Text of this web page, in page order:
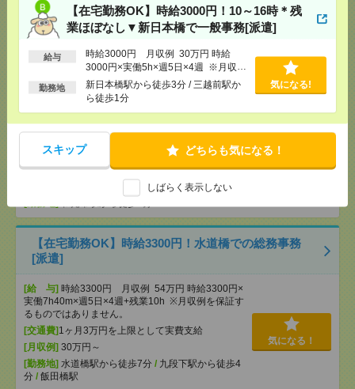
【在宅勤務OK】時給3000円！10～16時＊残
業ほぼなし▼新日本橋で一般事務[派遣]
給与
時給3000円 月収例 30万円 時給
3000円×実働5h×週5日×4週 ※月収例
を保証するものではありません。※給
与即受取りサービス利用可（利用条件
勤務地
新日本橋駅から徒歩3分 / 三越前駅か
ら徒歩1分
気になる!
スキップ どちらも気になる！
しばらく表示しない
りません。※給与即受取りサービス利用可（利用条
件有）
[交通費]1ヶ月3万円を上限として実費支給
[月収例]30万円～
新日本橋駅から徒歩3分/三越前駅から徒
歩1分
≪憧れ大手企業≫総務のオシゴト！のびのび働く！
＊50代活躍中[派遣]
[給 与]時給1800円＋交
交通費実費支給（当社規定あり）
【在宅勤務OK】時給3300円！水道橋での総務事務
[派遣]
[給 与] 時給3300円 月収例 54万円 時給3300円×
実働7h40m×週5日×4週+残業10h ※月収例を保証す
るものではありません。
[交通費] 1ヶ月3万円を上限として実費支給
[月収例] 30万円～
[勤務地] 水道橋駅から徒歩7分 / 九段下駅から徒歩4
分 / 飯田橋駅
気になる！